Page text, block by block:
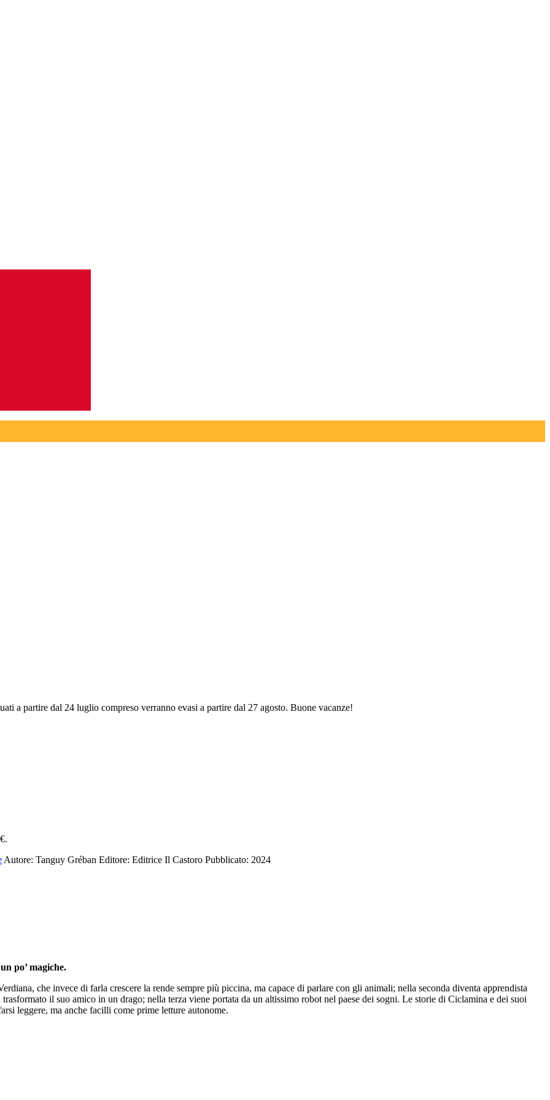
a partire dal 24 luglio compreso verranno evasi a partire dal 27 agosto. Buone vacanze!
Autore: Tanguy Gréban Editore: Editrice Il Castoro Pubblicato: 2024
po’ magiche.
che invece di farla crescere la rende sempre più piccina, ma capace di parlare con gli animali; nella seconda diventa apprendista
il suo amico in un drago; nella terza viene portata da un altissimo robot nel paese dei sogni. Le storie di Ciclamina e dei suoi
leggere, ma anche facilli come prime letture autonome.